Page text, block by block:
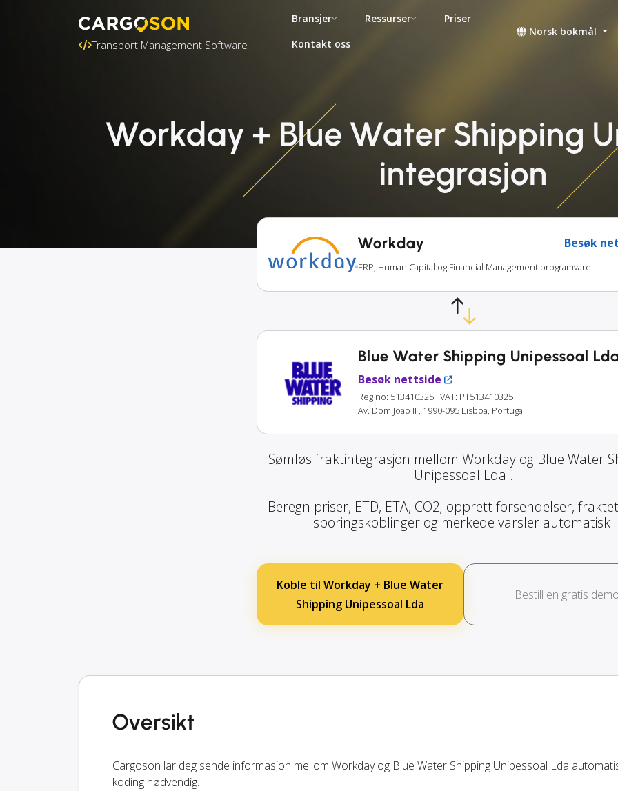
Transport Management Software
Bransjer Ressurser
Priser
Kontakt oss
Norsk bokmål
Workday + Blue Water Shipping
integrasjon
Workday Besøk
ERP, Human Capital og Financial Management programvare
Blue Water Shipping Unipessoal
Besøk nettside
Reg no: 513410325 · VAT: PT513410325
Av. Dom João II , 1990-095 Lisboa, Portugal
Sømløs fraktintegrasjon mellom Workday og Blue Water
Unipessoal Lda .
Beregn priser, ETD, ETA, CO2; opprett forsendelser,
sporingskoblinger og merkede varsler automatisk.
Koble til Workday + Blue Water
Shipping Unipessoal Lda
Bestill en gratis
Oversikt
Cargoson lar deg sende informasjon mellom Workday og Blue Water Shipping Unipessoal Lda
koding nødvendig.